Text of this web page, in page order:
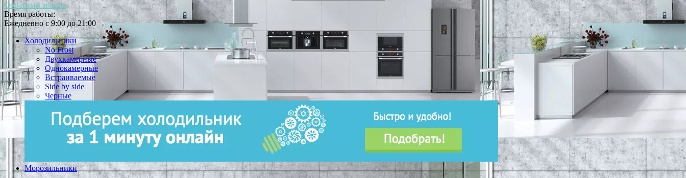
Обратный звонок
Время работы:
Ежедневно с 9:00 до 21:00
Холодильники
No Frost
Двухкамерные
Однокамерные
Встраиваемые
Side by side
Черные
Морозильники